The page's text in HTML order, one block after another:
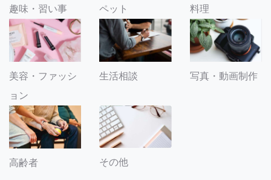
趣味・習い事 ペット 料理
美容・ファッシ
ョン
生活相談 写真・動画制作
高齢者 その他